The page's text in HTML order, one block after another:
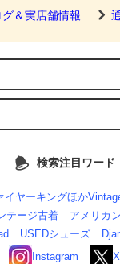
＆実店舗情報
検索注目ワード
イヤーキングほか
テージ古着
アメリカ
USEDシューズ
Instagram
X